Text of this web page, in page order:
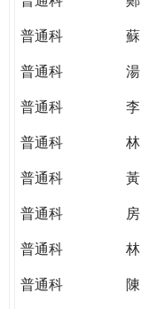
普通科
普通科
普通科
普通科
普通科
普通科
普通科
普通科